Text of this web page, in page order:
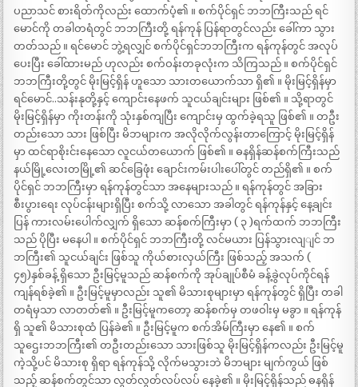
ပညာသင် စားရိတ်ကိုလည်း ထောက်ပံ့၏ ။ စက်ပိုင်ရှင် ဘဘကြီးသည် ရင်
မောင်ကို တခါတရံတွင် ဘဘကြီးတို့ ရန်ကုန် ပြန်ရာတွင်လည်း ခေါ်ကာ သွား
တတ်သည် ။ ရင်မောင် ဘွဲ့ရလျှင် စက်ပိုင်ရှင်ဘဘကြီးက ရန်ကုန်တွင် အလုပ်
ပေးပြီး ခေါ်ထားမည် ဟုလည်း စက်ဝန်းတခုလုံးက သိကြသည် ။ စက်ပိုင်ရှင်
ဘဘကြီးတို့တွင် မိုးမြင့်ရှိန် ဟူသော သားတယောက်သာ ရှိ၏ ။ မိုးမြင့်ရှိန်မှာ
ရင်မောင်..သန်းနုတို့နှင့် ကျောင်းနေဖက် သူငယ်ချင်းများ ဖြစ်၏ ။ သို့ရာတွင်
မိုးမြင့်ရှိန်မှာ ကိုးတန်းကို သုံးနှစ်ကျပြီး ကျောင်းမှ ထွက်ခဲ့ရသူ ဖြစ်၏ ။ တဦး
တည်းသော သား ဖြစ်ပြီး မိဘများက အလိုလိုက်လွန်းတာကြောင့် မိုးမြင့်ရှိန်
မှာ ထင်ရာစိုးင်းနေသော လူငယ်တယောက် ဖြစ်၏ ။ ဓနရှိန်ဆန်စက်ကြီးသည်
နယ်မြို့လေးတမြို့၏ ဆင်ခြေဖုံး ချောင်းကမ်းပါးပေါ်တွင် တည်ရှိ၏ ။ စက်
ပိုင်ရှင် ဘဘကြီးမှာ ရန်ကုန်တွင်သာ အနေများသည် ။ ရန်ကုန်တွင် အခြား
စီးပွားရေး လုပ်ငန်းများရှိပြီး စက်သို့ လာသော အခါတွင် ရန်ကုန်နှင့် နေ့ချင်း
ပြန် ကားလမ်းပေါက်လျှက် ရှိသော ဆန်စက်ကြီးမှာ ( ၃ )ရက်ထက် ဘဘကြီး
သည် ပိုပြီး မနေပါ ။ စက်ပိုင်ရှင် ဘဘကြီးတို့ လင်မယား ပြန်သွားလျျင် ဘ
ဘကြီး၏ သူငယ်ချင်း ဖြစ်သူ ကိုယ်စားလှယ်ကြီး ဖြစ်သည့် အသက် (
၄၅)နှစ်ခန့် ရှိသော ဦးမြင့်မူသည် ဆန်စက်ကို အုပ်ချုပ်စီမံ ခန့်ခွဲလုပ်ကိုင်ရန်
ကျန်ရစ်ခဲ့၏ ။ ဦးမြင့်မူမှာလည်း သူ၏ မိသားစုများမှာ ရန်ကုန်တွင် ရှိပြီး တခါ
တရံမှသာ လာတတ်၏ ။ ဦးမြင့်မူကတော့ ဆန်စက်မှ တဖဝါးမှ မခွာ ။ ရန်ကုန်
ရှိ သူ၏ မိသားစုထံ ပြန်ခဲ၏ ။ ဦးမြင့်မူက စက်အိမ်ကြီးမှာ နေ၏ ။ စက်
သူဌေးဘဘကြီး၏ တဦးတည်းသော သားဖြစ်သူ မိုးမြင့်ရှိန်ကလည်း ဦးမြင့်မူ
ကဲ့သို့ပင် မိသားစု ရှိရာ ရန်ကုန်သို့ လိုက်မသွားဘဲ မိဘများ မျက်ကွယ် ဖြစ်
သည့် ဆန်စက်တွင်သာ လွတ်လွတ်လပ်လပ် နေခဲ့၏ ။ မိုးမြင့်ရှိန်သည် ဓနရှိန်